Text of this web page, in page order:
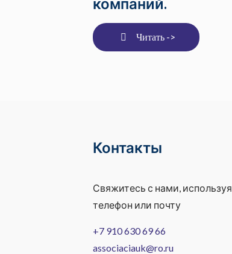
Читать ->
Контакты
Свяжитесь с нами, используя
телефон или почту
+7 910 630 69 66
associaciauk@ro.ru